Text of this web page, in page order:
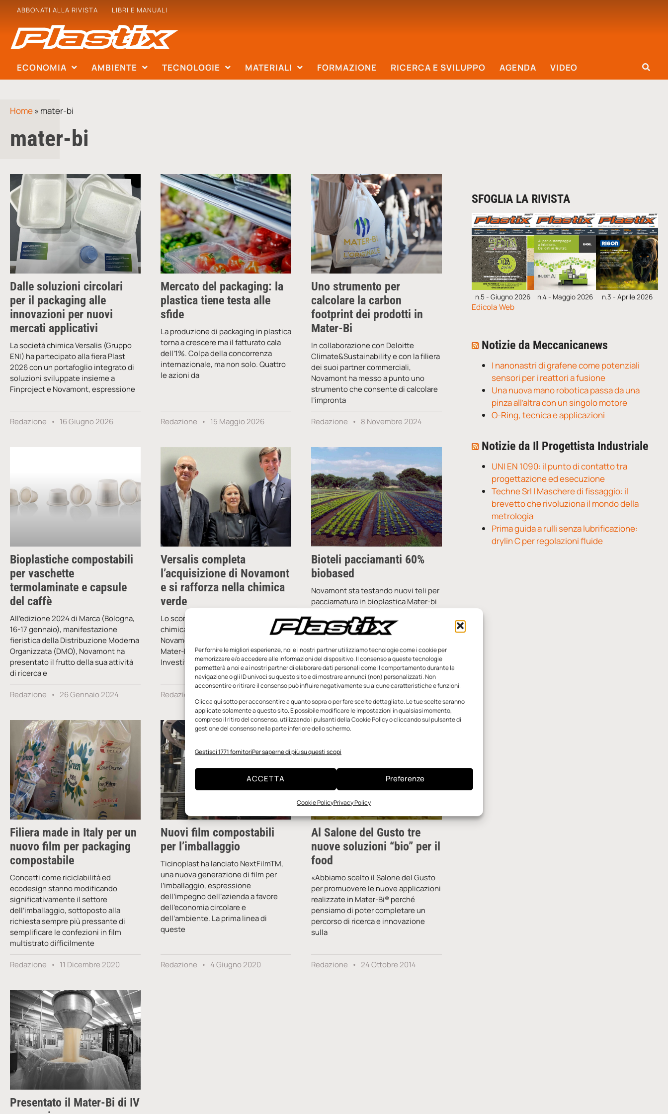
Per fornire le migliori esperienze, noi e i nostri partner utilizziamo tecnologie come i cookie per
memorizzare e/o accedere alle informazioni del dispositivo. Il consenso a queste tecnologie
permetterà a noi e ai nostri partner di elaborare dati personali come il comportamento durante la
navigazione o gli ID univoci su questo sito e di mostrare annunci (non) personalizzati. Non
acconsentire o ritirare il consenso può influire negativamente su alcune caratteristiche e funzioni.
Clicca qui sotto per acconsentire a quanto sopra o per fare scelte dettagliate. Le tue scelte saranno
applicate solamente a questo sito. È possibile modificare le impostazioni in qualsiasi momento,
compreso il ritiro del consenso, utilizzando i pulsanti della Cookie Policy o cliccando sul pulsante di
gestione del consenso nella parte inferiore dello schermo.
Gestisci 1771 fornitoriPer saperne di più su questi scopi
ACCETTA Preferenze
Cookie PolicyPrivacy Policy
ABBONATI ALLA RIVISTA LIBRI E MANUALI
ECONOMIA AMBIENTE TECNOLOGIE MATERIALI FORMAZIONE RICERCA E SVILUPPO AGENDA VIDEO
Home» mater-bi
mater-bi
Dalle soluzioni circolari
per il packaging alle
innovazioni per nuovi
mercati applicativi
La società chimica Versalis (Gruppo
ENI) ha partecipato alla fiera Plast
2026 con un portafoglio integrato di
soluzioni sviluppate insieme a
Finproject e Novamont, espressione
Redazione 16 Giugno 2026
Mercato del packaging: la
plastica tiene testa alle
sfide
La produzione di packaging in plastica
torna a crescere ma il fatturato cala
dell’1%. Colpa della concorrenza
internazionale, ma non solo. Quattro
le azioni da
Redazione 15 Maggio 2026
Uno strumento per
calcolare la carbon
footprint dei prodotti in
Mater-Bi
In collaborazione con Deloitte
Climate&Sustainability e con la filiera
dei suoi partner commerciali,
Novamont ha messo a punto uno
strumento che consente di calcolare
l’impronta
Redazione 8 Novembre 2024
Bioplastiche compostabili
per vaschette
termolaminate e capsule
del caffè
All’edizione 2024 di Marca (Bologna,
16-17 gennaio), manifestazione
fieristica della Distribuzione Moderna
Organizzata (DMO), Novamont ha
presentato il frutto della sua attività
di ricerca e
Redazione 26 Gennaio 2024
Versalis completa
l’acquisizione di Novamont
e si rafforza nella chimica
verde
Lo scorso 28 aprile, Versalis, società
chimica di ENI e già azionista di
Novamont per una quota del 36%, e
Mater-Bi, società controllata da
Investitori
Redazione
Bioteli pacciamanti 60%
biobased
Novamont sta testando nuovi teli per
pacciamatura in bioplastica Mater-bi
Una volta esaurita la funzionalità
d’uso, i teli possono essere
Filiera made in Italy per un
nuovo film per packaging
compostabile
Concetti come riciclabilità ed
ecodesign stanno modificando
significativamente il settore
dell’imballaggio, sottoposto alla
richiesta sempre più pressante di
semplificare le confezioni in film
multistrato difficilmente
Redazione 11 Dicembre 2020
Nuovi film compostabili
per l’imballaggio
Ticinoplast ha lanciato NextFilmTM,
una nuova generazione di film per
l’imballaggio, espressione
dell’impegno dell’azienda a favore
dell’economia circolare e
dell’ambiente. La prima linea di
queste
Redazione 4 Giugno 2020
Al Salone del Gusto tre
nuove soluzioni “bio” per il
food
«Abbiamo scelto il Salone del Gusto
per promuovere le nuove applicazioni
realizzate in Mater-Bi® perché
pensiamo di poter completare un
percorso di ricerca e innovazione
sulla
Redazione 24 Ottobre 2014
Presentato il Mater-Bi di IV
SFOGLIA LA RIVISTA
n.5 - Giugno 2026 n.4 - Maggio 2026 n.3 - Aprile 2026
Edicola Web
Notizie da Meccanicanews
I nanonastri di grafene come potenziali
sensori per i reattori a fusione
Una nuova mano robotica passa da una
pinza all’altra con un singolo motore
O-Ring, tecnica e applicazioni
Notizie da Il Progettista Industriale
UNI EN 1090: il punto di contatto tra
progettazione ed esecuzione
Techne Srl | Maschere di fissaggio: il
brevetto che rivoluziona il mondo della
metrologia
Prima guida a rulli senza lubrificazione:
drylin C per regolazioni fluide